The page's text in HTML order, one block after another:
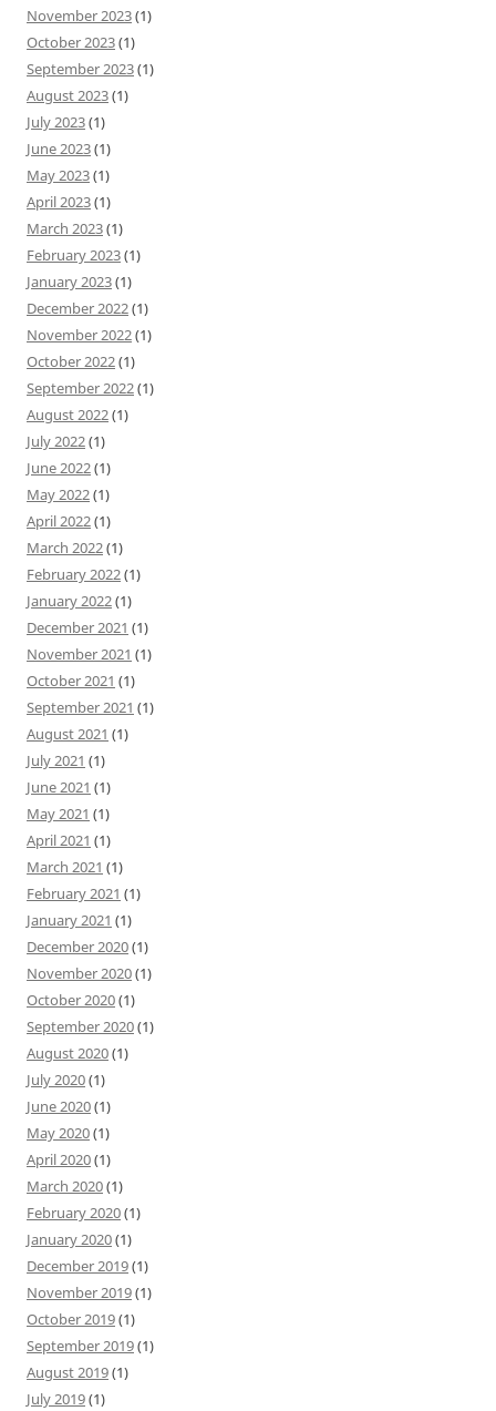
November 2023(1)
October 2023(1)
September 2023(1)
August 2023(1)
July 2023(1)
June 2023(1)
May 2023(1)
April 2023(1)
March 2023(1)
February 2023(1)
January 2023(1)
December 2022(1)
November 2022(1)
October 2022(1)
September 2022(1)
August 2022(1)
July 2022(1)
June 2022(1)
May 2022(1)
April 2022(1)
March 2022(1)
February 2022(1)
January 2022(1)
December 2021 (1)
November 2021 (1)
October 2021 (1)
September 2021 (1)
August 2021 (1)
July 2021 (1)
June 2021 (1)
May 2021 (1)
April 2021 (1)
March 2021 (1)
February 2021 (1)
January 2021 (1)
December 2020(1)
November 2020(1)
October 2020(1)
September 2020(1)
August 2020(1)
July 2020(1)
June 2020(1)
May 2020(1)
April 2020(1)
March 2020(1)
February 2020(1)
January 2020(1)
December 2019(1)
November 2019(1)
October 2019(1)
September 2019(1)
August 2019(1)
July 2019(1)